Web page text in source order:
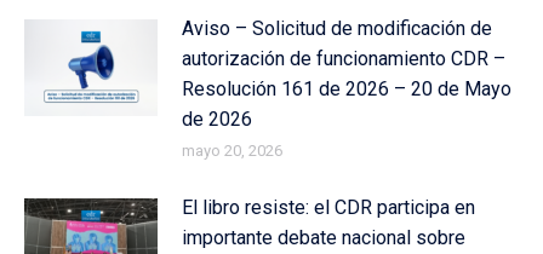
Aviso – Solicitud de modificación de
autorización de funcionamiento CDR –
Resolución 161 de 2026 – 20 de Mayo
de 2026
mayo 20, 2026
El libro resiste: el CDR participa en
importante debate nacional sobre